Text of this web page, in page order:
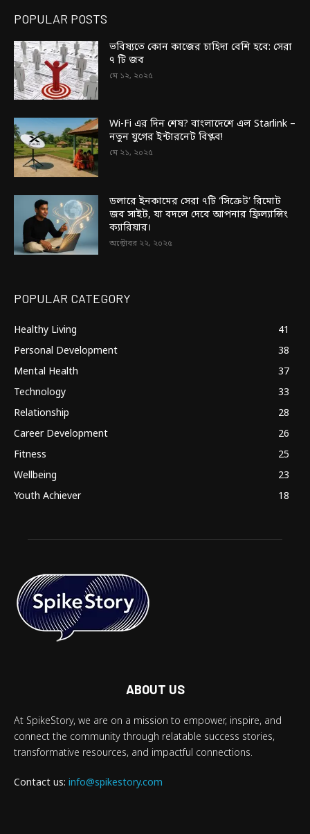
POPULAR POSTS
ভবিষ্যতে কোন কাজের চাহিদা বেশি হবে: সেরা
৭ টি জব
মে ১২, ২০২৫
Wi-Fi এর দিন শেষ? বাংলাদেশে এল Starlink –
নতুন যুগের ইন্টারনেট বিপ্লব!
মে ২১, ২০২৫
ডলারে ইনকামের সেরা ৭টি ‘সিক্রেট’ রিমোট
জব সাইট, যা বদলে দেবে আপনার ফ্রিল্যান্সিং
ক্যারিয়ার।
অক্টোবর ২২, ২০২৫
POPULAR CATEGORY
Healthy Living
41
Personal Development
38
Mental Health
37
Technology
33
Relationship
28
Career Development
26
Fitness
25
Wellbeing
23
Youth Achiever
18
ABOUT US
At SpikeStory, we are on a mission to empower, inspire, and
connect the community through relatable success stories,
transformative resources, and impactful connections.
Contact us: info@spikestory.com